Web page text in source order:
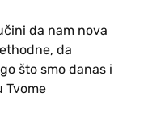
da nam nova
da
što smo danas i
Tvome